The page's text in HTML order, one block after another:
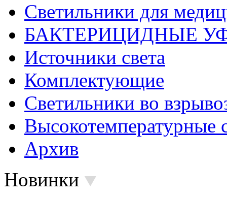
Светильники для
БАКТЕРИЦИДНЫЕ
Источники света
Комплектующие
Светильники во
Высокотемпературные
Архив
Новинки